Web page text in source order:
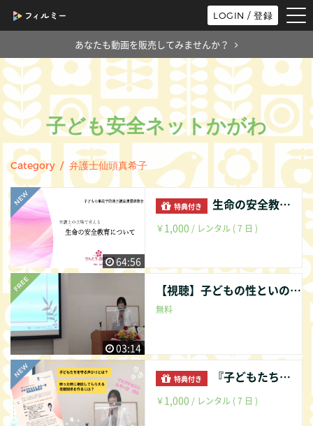
LOGIN / 登録
あなたも動画を販売してみませんか？
子ども安全ネットかがわ
Category / 弁護士仙頭真希子
64:56
特典付き 生命の安全教育の必要性について
￥1,000 / レンタル ( 7 日 )
03:14
【視聴】子どもの性といのちを守るために（ルビー賞受賞記念講演）
無料
特典付き 『子どもたちの性といのちを守るために 私たち大人にできること』
￥1,000 / レンタル ( 7 日 )